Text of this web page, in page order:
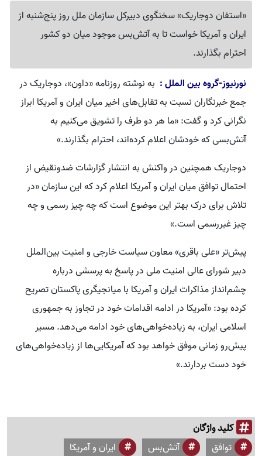
«استفان دوجاریک» سخنگوی دبیرکل سازمان ملل روز پنج‌شنبه از
ایران و آمریکا خواست تا به آتش‌بس موجود میان دو کشور
احترام بگذارند.
نورنیوز-گروه بین الملل : به نوشته روزنامه «داون»، دوجاریک در
جمع خبرنگاران نسبت به تقابل‌های اخیر میان ایران و آمریکا ابراز
نگرانی کرد و گفت: «ما هر دو طرف را تشویق می‌کنیم به
آتش‌بسی که خودشان اعلام کرده‌اند، احترام بگذارند.»
دوجاریک همچنین در واکنش به انتشار گزارشات ضدونقیض از
احتمال توافق میان ایران و آمریکا اعلام کرد که این سازمان «در
تلاش برای درک بهتر این موضوع است که چه چیز رسمی و چه
چیز غیررسمی است.»
پیش‌تر «علی باقری» معاون سیاست خارجی و امنیت بین‌الملل
دبیر شورای عالی امنیت ملی در پاسخ به پرسشی درباره
چشم‌انداز مذاکرات ایران و آمریکا با میانجیگری پاکستان تصریح
کرده بود:‌ «آمریکا در ادامه اقدامات خود در تجاوز به جمهوری
اسلامی ایران، به زیاده‌خواهی‌های خود ادامه می‌دهد. مسیر
پیش‌رو زمانی موفق خواهد بود که آمریکایی‌ها از زیاده‌خواهی‌های
خود دست بردارند.»
کلید واژگان
توافق آتش‌بس
ایران و آمریکا